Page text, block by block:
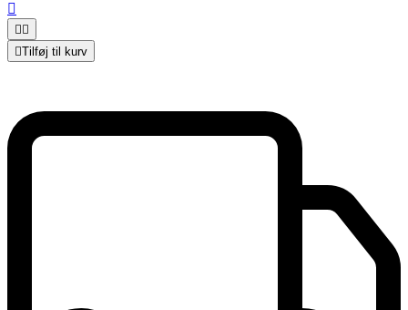

 
Tilføj til kurv